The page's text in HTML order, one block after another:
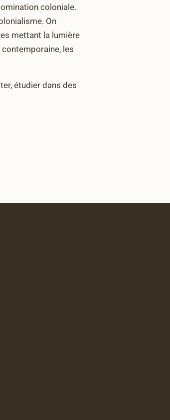
coloniale.
On
mettant la lumière
les
étudier dans des